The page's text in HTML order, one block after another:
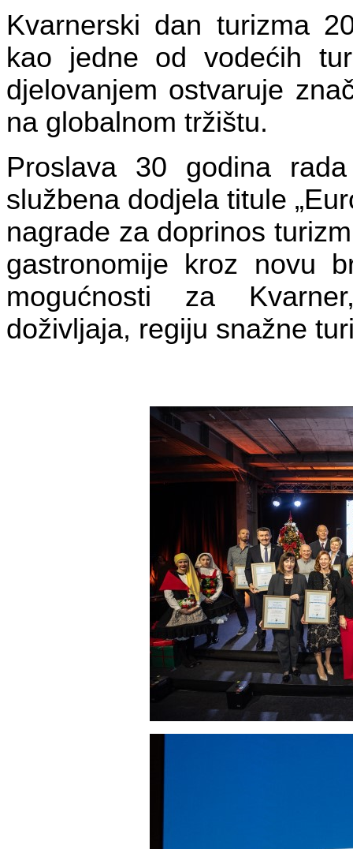
Kvarnerski dan turizma
kao jedne od vodećih
djelovanjem ostvaruje
na globalnom tržištu.
Proslava 30 godina
službena dodjela titule
nagrade za doprinos
gastronomije kroz novu
mogućnosti za
doživljaja, regiju snažne